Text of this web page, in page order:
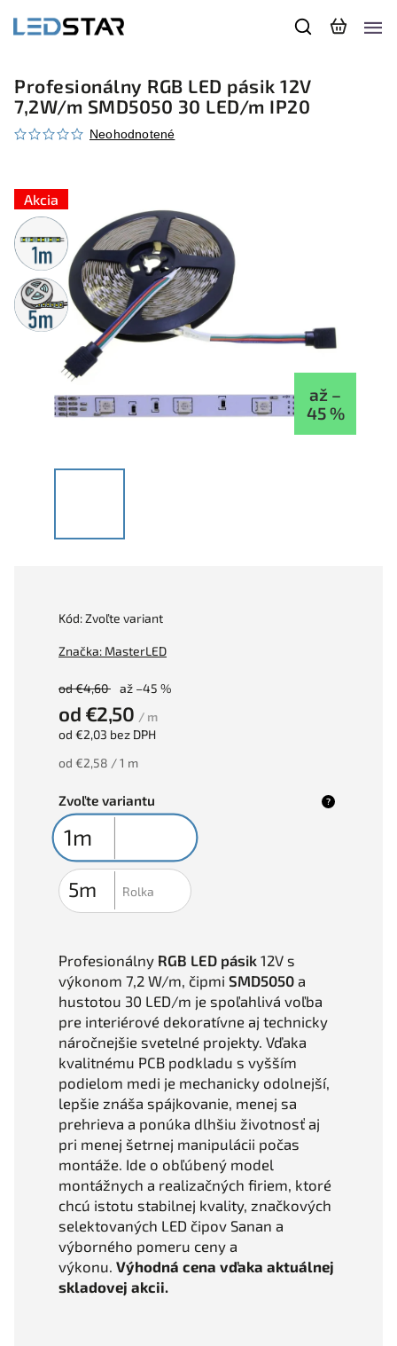
Profesionálny RGB LED pásik 12V
7,2W/m SMD5050 30 LED/m IP20
Neohodnotené
Akcia
Metrážny
predaj
5m
rolka
až –
45 %
Kód:Zvoľte variant
Značka: MasterLED
od €4,60 až –45 %
od €2,50 / m
od €2,03 bez DPH
od €2,58 / 1 m
Zvoľte variantu ?
Profesionálny RGB LED pásik 12V s
výkonom 7,2 W/m, čipmi SMD5050 a
hustotou 30 LED/m je spoľahlivá voľba
pre interiérové dekoratívne aj technicky
náročnejšie svetelné projekty. Vďaka
kvalitnému PCB podkladu s vyšším
podielom medi je mechanicky odolnejší,
lepšie znáša spájkovanie, menej sa
prehrieva a ponúka dlhšiu životnosť aj
pri menej šetrnej manipulácii počas
montáže. Ide o obľúbený model
montážnych a realizačných firiem, ktoré
chcú istotu stabilnej kvality, značkových
selektovaných LED čipov Sanan a
výborného pomeru ceny a
výkonu. Výhodná cena vďaka aktuálnej
skladovej akcii.